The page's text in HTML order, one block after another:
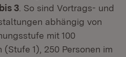
3 . So sind Vortrags- und
abhängig von
mit 100
(Stufe 1), 250 Personen im